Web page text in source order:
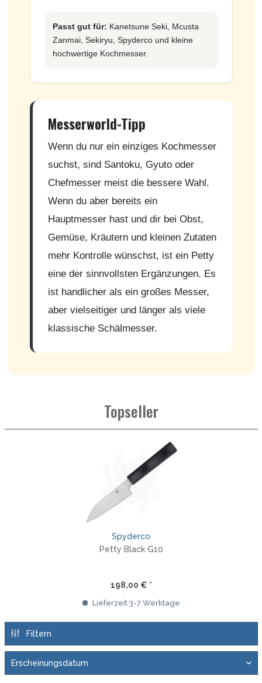
Passt gut für: Kanetsune Seki, Mcusta
Zanmai, Sekiryu, Spyderco und kleine
hochwertige Kochmesser.
Messerworld-Tipp
Wenn du nur ein einziges Kochmesser
suchst, sind Santoku, Gyuto oder
Chefmesser meist die bessere Wahl.
Wenn du aber bereits ein
Hauptmesser hast und dir bei Obst,
Gemüse, Kräutern und kleinen Zutaten
mehr Kontrolle wünschst, ist ein Petty
eine der sinnvollsten Ergänzungen. Es
ist handlicher als ein großes Messer,
aber vielseitiger und länger als viele
klassische Schälmesser.
Topseller
Spyderco
Petty Black G10
198,00 € *
Lieferzeit 3-7 Werktage
Filtern